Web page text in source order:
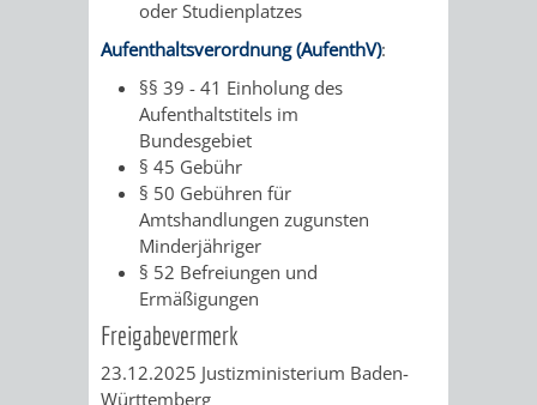
oder Studienplatzes
Aufenthaltsverordnung (AufenthV):
§§ 39 - 41 Einholung des
Aufenthaltstitels im
Bundesgebiet
§ 45 Gebühr
§ 50 Gebühren für
Amtshandlungen zugunsten
Minderjähriger
§ 52 Befreiungen und
Ermäßigungen
Freigabevermerk
23.12.2025 Justizministerium Baden-
Württemberg